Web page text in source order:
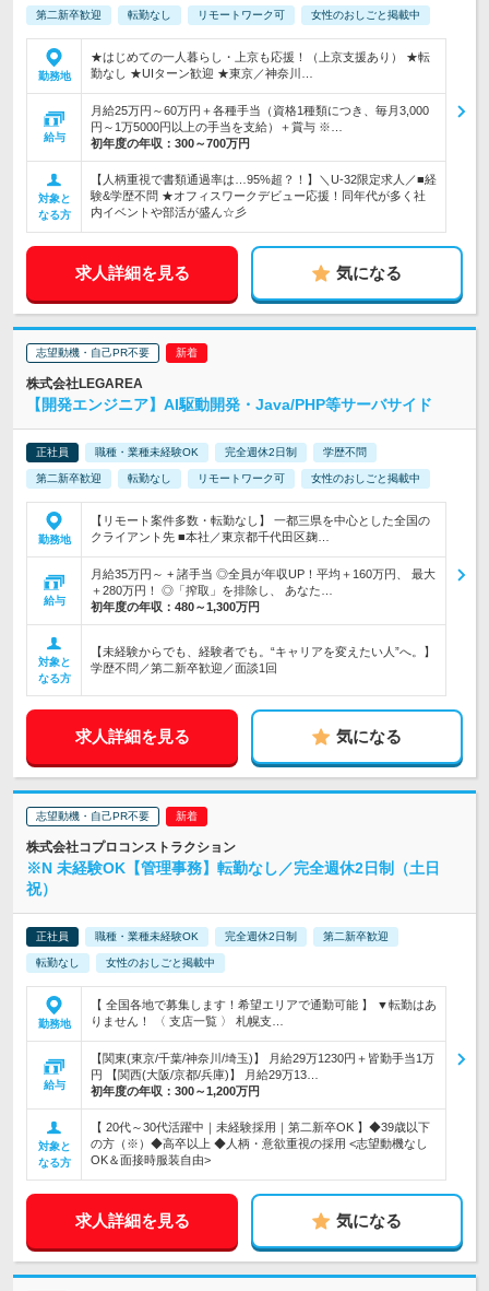
第二新卒歓迎 転勤なし リモートワーク可 女性のおしごと掲載中
勤務地
★はじめての一人暮らし・上京も応援！（上京支援あり） ★転
勤なし ★UIターン歓迎 ★東京／神奈川…
給与
月給25万円～60万円＋各種手当（資格1種類につき、毎月3,000
円～1万5000円以上の手当を支給）＋賞与 ※…
初年度の年収： 300～700万円
対象と
なる方
【人柄重視で書類通過率は…95%超？！】＼U-32限定求人／■経
験&学歴不問 ★オフィスワークデビュー応援！同年代が多く社
内イベントや部活が盛ん☆彡
求人詳細を見る 気になる
志望動機・自己PR不要
株式会社LEGAREA
【開発エンジニア】AI駆動開発・Java/PHP等サーバサイド
正社員 職種・業種未経験OK 完全週休2日制 学歴不問
第二新卒歓迎 転勤なし リモートワーク可 女性のおしごと掲載中
勤務地
【リモート案件多数・転勤なし】 一都三県を中心とした全国の
クライアント先 ■本社／東京都千代田区麹…
給与
月給35万円～ + 諸手当 ◎全員が年収UP！平均＋160万円、 最大
＋280万円！ ◎「搾取」を排除し、 あなた…
初年度の年収： 480～1,300万円
対象と
なる方
【未経験からでも、経験者でも。“キャリアを変えたい人”へ。】
学歴不問／第二新卒歓迎／面談1回
求人詳細を見る 気になる
志望動機・自己PR不要
株式会社コプロコンストラクション
※N 未経験OK【管理事務】転勤なし／完全週休2日制（土日
祝）
正社員 職種・業種未経験OK 完全週休2日制 第二新卒歓迎
転勤なし 女性のおしごと掲載中
勤務地
【 全国各地で募集します！希望エリアで通勤可能 】 ▼転勤はあ
りません！ 〈 支店一覧 〉 札幌支…
給与
【関東(東京/千葉/神奈川/埼玉)】 月給29万1230円＋皆勤手当1万
円 【関西(大阪/京都/兵庫)】 月給29万13…
初年度の年収： 300～1,200万円
対象と
なる方
【 20代～30代活躍中｜未経験採用｜第二新卒OK 】◆39歳以下
の方（※）◆高卒以上 ◆人柄・意欲重視の採用 <志望動機なし
OK＆面接時服装自由>
求人詳細を見る 気になる